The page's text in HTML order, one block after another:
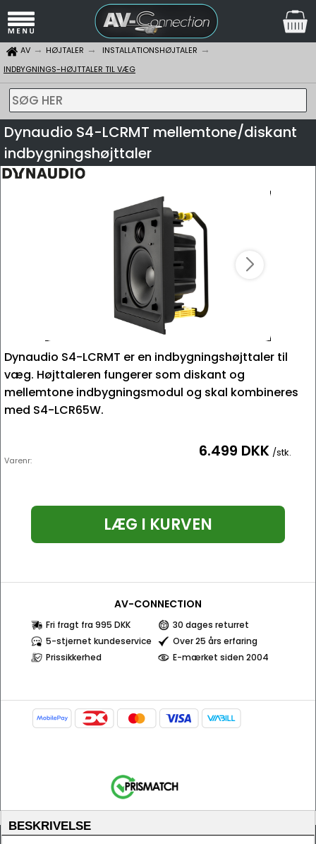
AV HØJTALER
INSTALLATIONSHØJTALER
INDBYGNINGS-HØJTTALER TIL VÆG
SØG HER
Dynaudio S4-LCRMT mellemtone/diskant
indbygningshøjttaler
Dynaudio S4-LCRMT er en indbygningshøjttaler til
væg. Højttaleren fungerer som diskant og
mellemtone indbygningsmodul og skal kombineres
med S4-LCR65W.
Varenr: 6.499 DKK /stk.
LÆG I KURVEN
AV-CONNECTION
Fri fragt fra 995 DKK
30 dages returret
5-stjernet kundeservice
Over 25 års erfaring
Prissikkerhed
E-mærket siden 2004
BESKRIVELSE